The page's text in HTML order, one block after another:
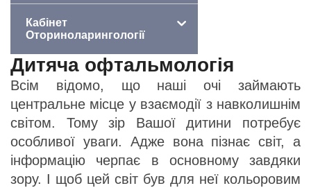
Кабінет
Оториноларингології
Дитяча офтальмологія
Всім відомо, що наші очі займають
центральне місце у взаємодії з навколишнім
світом. Тому зір Вашої дитини потребує
особливої уваги. Адже вона пізнає світ, а
інформацію черпає в основному завдяки
зору. І щоб цей світ був для неї кольоровим